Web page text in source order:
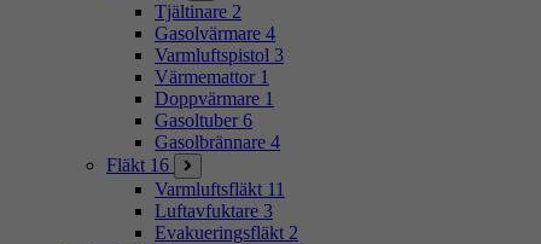
Tjältinare 2
Gasolvärmare 4
Varmluftspistol 3
Värmemattor 1
Doppvärmare 1
Gasoltuber 6
Gasolbrännare 4
Fläkt 16
Varmluftsfläkt 11
Luftavfuktare 3
Evakueringsfläkt 2